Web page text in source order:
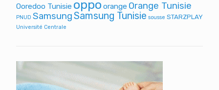
Ooredoo Tunisie oppo orange Orange Tunisie
PNUD SamsungSamsung Tunisie sousse STARZPLAY
Université Centrale